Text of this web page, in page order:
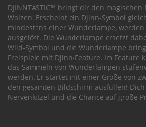
DJINNTASTIC™ bringt dir den
Walzen. Erscheint ein Djinn-Symbol
mindestens einer Wunderlampe, werden
ausgelöst. Die Wunderlampe ersetzt
Wild-Symbol und die Wunderlampe
Freispiele mit Djinn-Feature. Im Feature
das Sammeln von Wunderlampen
werden. Er startet mit einer Größe von
den gesamten Bildschirm ausfüllen!
Nervenkitzel und die Chance auf große